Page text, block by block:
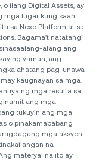
o ilang Digital Assets, ay
mga lugar kung saan
sa Nexo Platform at sa
Bagama't natatangi
alang ang
ng yaman, ang
pag-unawa
kaugnayan sa mga
ng mga resulta sa
ang mga
tukuyin ang mga
o pinakamababang
mga aksyon
na
materyal na ito ay